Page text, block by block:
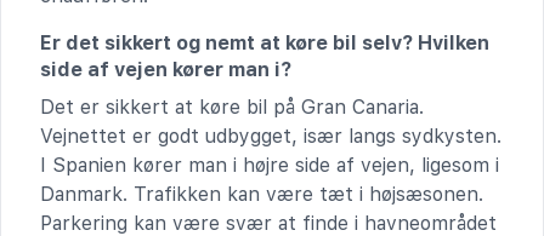
Er det sikkert og nemt at køre bil selv? Hvilken
side af vejen kører man i?
Det er sikkert at køre bil på Gran Canaria.
Vejnettet er godt udbygget, især langs sydkysten.
I Spanien kører man i højre side af vejen, ligesom i
Danmark. Trafikken kan være tæt i højsæsonen.
Parkering kan være svær at finde i havneområdet